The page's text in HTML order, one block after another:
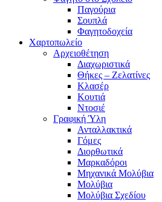
Παγούρια
Σουπλά
Φαγητοδοχεία
Χαρτοπωλείο
Αρχειοθέτηση
Διαχωριστικά
Θήκες – Ζελατίνες
Κλασέρ
Κουτιά
Ντοσιέ
Γραφική Ύλη
Ανταλλακτικά
Γόμες
Διορθωτικά
Μαρκαδόροι
Μηχανικά Μολύβια
Μολύβια
Μολύβια Σχεδίου